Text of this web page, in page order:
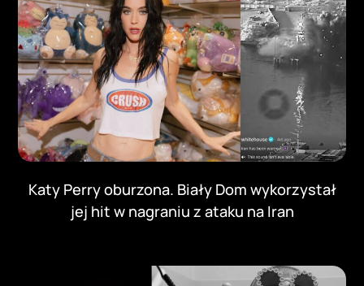
Katy Perry oburzona. Biały Dom wykorzystał
jej hit w nagraniu z ataku na Iran